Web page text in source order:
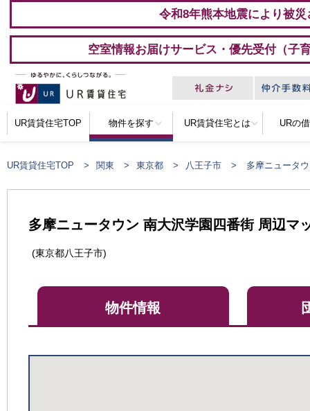
令和8年熊本地震により被
空室情報お届けサービス・優先受付（子
UR賃貸住宅TOP 物件を探す UR賃貸住宅とは URの
UR賃貸住宅TOP 関東 東京都 八王子市 多摩ニュータ
多摩ニュータウン 南大沢学園四番街 周辺マ
(東京都八王子市)
物件情報